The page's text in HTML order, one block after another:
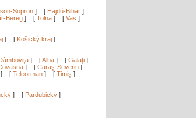
Sopron ] [ Hajdú-Bihar ]
Bereg ] [ Tolna ] [ Vas ]
] [ Košický kraj ]
] [Alba ] [ Galaţi ]
] [ Caraş-Severin ]
] [ Teleorman ] [ Timiş ]
] [ Pardubický ]